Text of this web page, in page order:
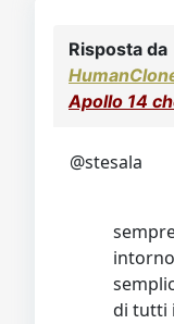
Risposta da
Apollo 14
@stesala
di tutti